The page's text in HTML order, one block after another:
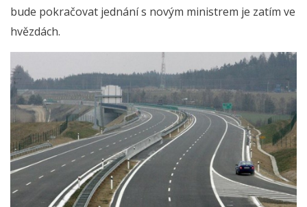
bude pokračovat jednání s novým ministrem je zatím ve
hvězdách.